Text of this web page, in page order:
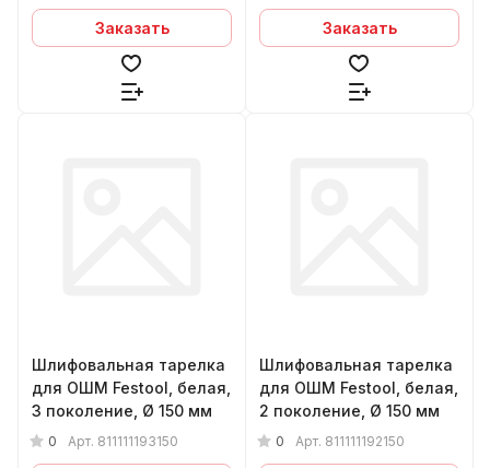
Заказать Заказать
Шлифовальная тарелка
для ОШМ Festool, белая,
3 поколение, Ø 150 мм
0 Арт. 811111193150
Шлифовальная тарелка
для ОШМ Festool, белая,
2 поколение, Ø 150 мм
0 Арт. 811111192150